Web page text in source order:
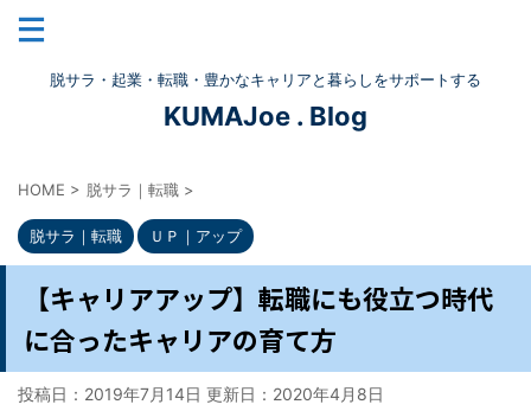
脱サラ・起業・転職・豊かなキャリアと暮らしをサポートする
KUMAJoe . Blog
HOME > 脱サラ｜転職 >
脱サラ｜転職 ＵＰ｜アップ
【キャリアアップ】転職にも役立つ時代
に合ったキャリアの育て方
投稿日：2019年7月14日 更新日： 2020年4月8日